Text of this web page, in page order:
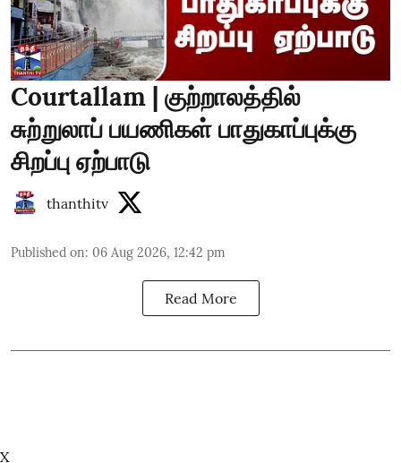
Courtallam | குற்றாலத்தில்
சுற்றுலாப் பயணிகள் பாதுகாப்புக்கு
சிறப்பு ஏற்பாடு
thanthitv
Published on: 06 Aug 2026, 12:42 pm
Read More
X